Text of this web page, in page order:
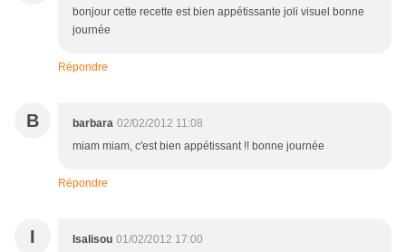
bonjour cette recette est bien appétissante joli visuel bonne
journée
Répondre
B barbara 02/02/2012 11:08
miam miam, c'est bien appétissant !! bonne journée
Répondre
I Isalisou 01/02/2012 17:00